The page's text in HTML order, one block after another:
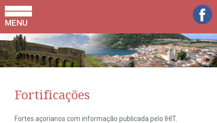
MENU
Fortificações
Fortes açorianos com informação publicada pelo IHIT.